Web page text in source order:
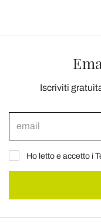
Iscriviti
Ho letto e accetto i